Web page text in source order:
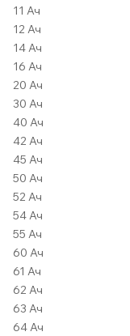
11 Ач
12 Ач
14 Ач
16 Ач
20 Ач
30 Ач
40 Ач
42 Ач
45 Ач
50 Ач
52 Ач
54 Ач
55 Ач
60 Ач
61 Ач
62 Ач
63 Ач
64 Ач